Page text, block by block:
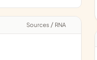
Sources / RNA